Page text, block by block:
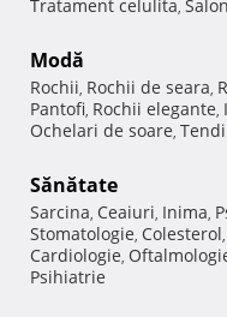
Tratament celulita,
Modă
Rochii, Rochii de seara,
Pantofi, Rochii elegante,
Ochelari de soare,
Sănătate
Sarcina, Ceaiuri, Inima,
Stomatologie, Colesterol,
Cardiologie,
Psihiatrie